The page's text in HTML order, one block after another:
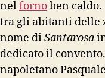
nelfornoben caldo.
tra gli abitanti delle
nome diSantarosa
dedicato il
napoletano